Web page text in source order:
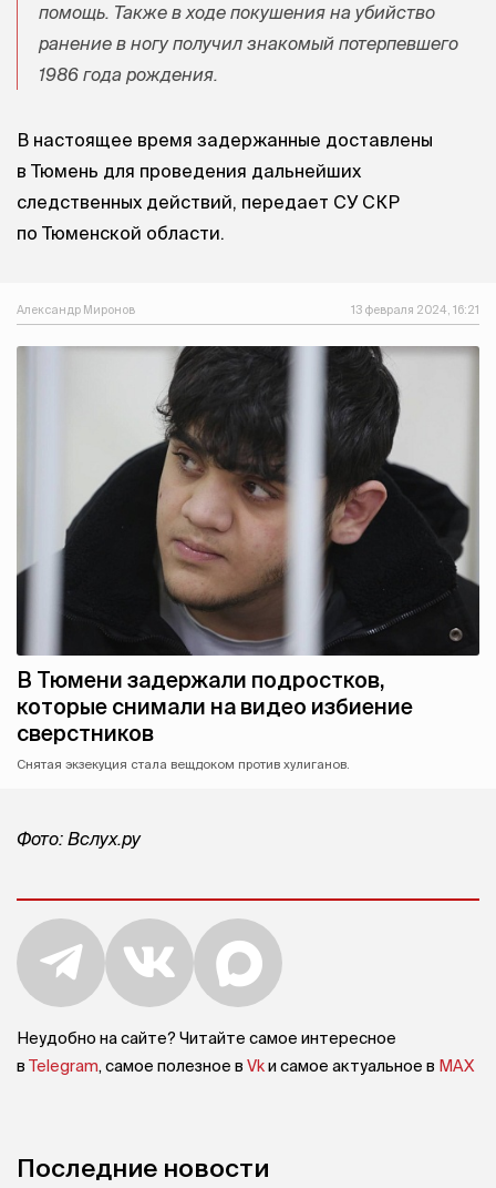
помощь. Также в ходе покушения на убийство
ранение в ногу получил знакомый потерпевшего
1986 года рождения.
В настоящее время задержанные доставлены
в Тюмень для проведения дальнейших
следственных действий, передает СУ СКР
по Тюменской области.
Александр Миронов 13 февраля 2024, 16:21
В Тюмени задержали подростков,
которые снимали на видео избиение
сверстников
Снятая экзекуция стала вещдоком против хулиганов.
Фото: Вслух.ру
Неудобно на сайте? Читайте самое интересное
в Telegram, самое полезное в Vkи самое актуальное в MAX
Последние новости